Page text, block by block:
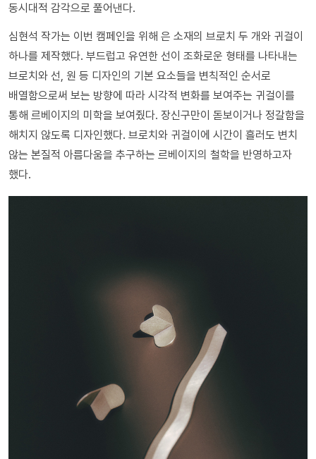
동시대적 감각으로 풀어낸다.
심현석 작가는 이번 캠페인을 위해 은 소재의 브로치 두 개와 귀걸이
하나를 제작했다. 부드럽고 유연한 선이 조화로운 형태를 나타내는
브로치와 선, 원 등 디자인의 기본 요소들을 변칙적인 순서로
배열함으로써 보는 방향에 따라 시각적 변화를 보여주는 귀걸이를
통해 르베이지의 미학을 보여줬다. 장신구만이 돋보이거나 정갈함을
해치지 않도록 디자인했다. 브로치와 귀걸이에 시간이 흘러도 변치
않는 본질적 아름다움을 추구하는 르베이지의 철학을 반영하고자
했다.